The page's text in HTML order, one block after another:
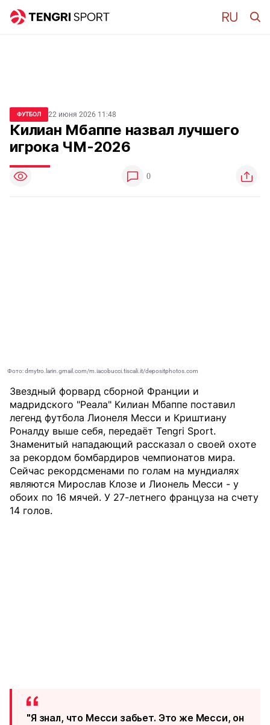
ФУТБОЛ 22 июня 2026 11:48
Килиан Мбаппе назвал лучшего
игрока ЧМ-2026
0
Фото: dmytro.larin.gmail.com/m.iacobucci.tiscali.it/depositphotos.com
Звездный форвард сборной Франции и
мадридского "Реала" Килиан Мбаппе поставил
легенд футбола Лионеля Месси и Криштиану
Роналду выше себя, передаёт Tengri Sport.
Знаменитый нападающий рассказал о своей охоте
за рекордом бомбардиров чемпионатов мира.
Сейчас рекордсменами по голам на мундиалях
являются Мирослав Клозе и Лионель Месси - у
обоих по 16 мячей. У 27-летнего француза на счету
14 голов.
"Я знал, что Месси забьет. Это же Месси, он